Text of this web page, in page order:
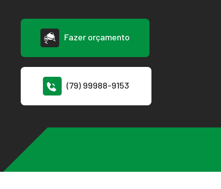
Fazer orçamento
(79) 99988-9153